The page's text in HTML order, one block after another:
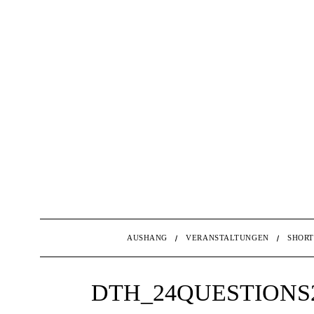
AUSHANG VERANSTALTUNGEN